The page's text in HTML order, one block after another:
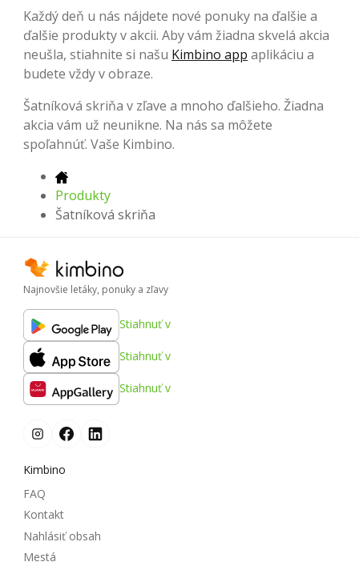
Každý deň u nás nájdete nové ponuky na ďalšie a
ďalšie produkty v akcii. Aby vám žiadna skvelá akcia
neušla, stiahnite si našu Kimbino app aplikáciu a
budete vždy v obraze.
Šatníková skriňa v zľave a mnoho ďalšieho. Žiadna
akcia vám už neunikne. Na nás sa môžete
spoľahnúť. Vaše Kimbino.
Produkty
Šatníková skriňa
Najnovšie letáky, ponuky a zľavy
Stiahnuť v
Stiahnuť v
Stiahnuť v
Kimbino
FAQ
Kontakt
Nahlásiť obsah
Mestá